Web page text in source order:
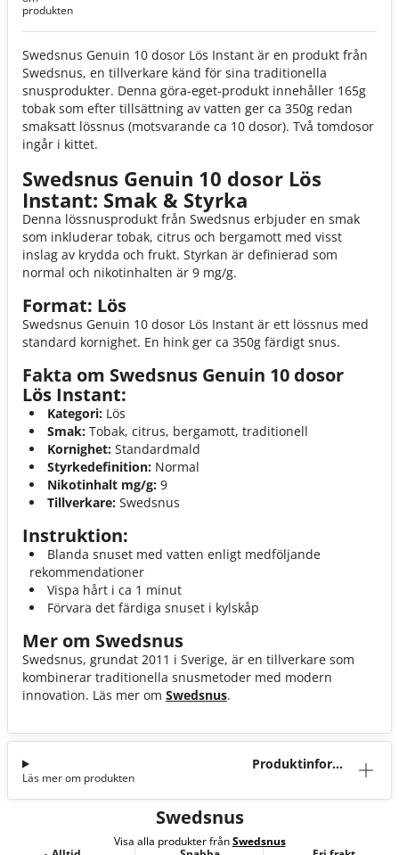
produkten
Swedsnus Genuin 10 dosor Lös Instant är en produkt från
Swedsnus, en tillverkare känd för sina traditionella
snusprodukter. Denna göra-eget-produkt innehåller 165g
tobak som efter tillsättning av vatten ger ca 350g redan
smaksatt lössnus (motsvarande ca 10 dosor). Två tomdosor
ingår i kittet.
Swedsnus Genuin 10 dosor Lös
Instant: Smak & Styrka
Denna lössnusprodukt från Swedsnus erbjuder en smak
som inkluderar tobak, citrus och bergamott med visst
inslag av krydda och frukt. Styrkan är definierad som
normal och nikotinhalten är 9 mg/g.
Format: Lös
Swedsnus Genuin 10 dosor Lös Instant är ett lössnus med
standard kornighet. En hink ger ca 350g färdigt snus.
Fakta om Swedsnus Genuin 10 dosor
Lös Instant:
Kategori: Lös
Smak: Tobak, citrus, bergamott, traditionell
Kornighet: Standardmald
Styrkedefinition: Normal
Nikotinhalt mg/g: 9
Tillverkare: Swedsnus
Instruktion:
Blanda snuset med vatten enligt medföljande
rekommendationer
Vispa hårt i ca 1 minut
Förvara det färdiga snuset i kylskåp
Mer om Swedsnus
Swedsnus, grundat 2011 i Sverige, är en tillverkare som
kombinerar traditionella snusmetoder med modern
innovation. Läs mer om Swedsnus.
Produktinforma
Läs mer om produkten
Swedsnus
Visa alla produkter frånSwedsnus